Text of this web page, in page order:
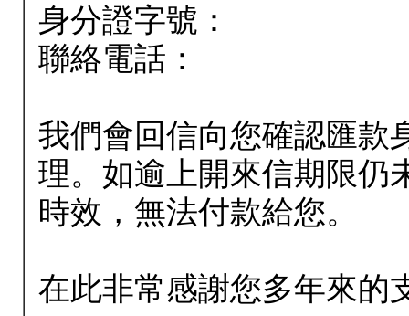
身分證字號：
聯絡電話：
我們會回信向您確認匯款
理。如逾上開來信期限仍
時效，無法付款給您。
在此非常感謝您多年來的